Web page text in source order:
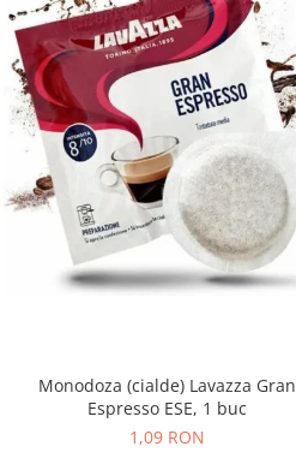
Monodoza (cialde) Lavazza Gran
Espresso ESE, 1 buc
1,09 RON